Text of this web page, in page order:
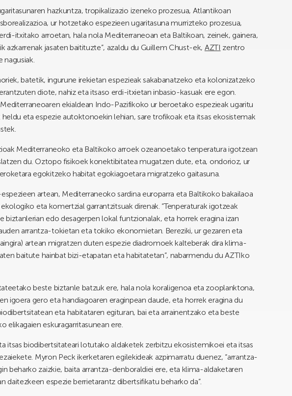
hazkuntza, tropikalizazio izeneko prozesua, Atlantikoan
ur hotzetako espezieen ugaritasuna murrizteko prozesua,
itxitako arroetan, hala nola Mediterraneoan eta Baltikoan, zeinek, gainera,
azkarrenak jasaten baitituzte”, azaldu du Guillem Chust-ek, AZTI zentro
nagusiak.
batetik, ingurune irekietan espezieak sakabanatzeko eta kolonizatzeko
diote, nahiz eta itsaso erdi-itxietan inbasio-kasuak ere egon.
Mediterraneoaren ekialdean Indo-Pazifikoko ur beroetako espezieak ugaritu
heldu eta espezie autoktonoekin lehian, sare trofikoak eta itsas ekosistemak
Mediterraneoko eta Baltikoko arroek ozeanoetako tenperatura igotzean
du. Oztopo fisikoek konektibitatea mugatzen dute, eta, ondorioz, ur
egokitzeko habitat egokiagoetara migratzeko gaitasuna.
artean, Mediterraneoko sardina europarra eta Baltikoko bakailaoa
eta komertzial garrantzitsuak direnak. “Tenperaturak igotzeak
biztanlerian edo desagerpen lokal funtzionalak, eta horrek eragina izan
arrantza-tokietan eta tokiko ekonomietan. Bereziki, ur gezaren eta
artean migratzen duten espezie diadromoek kalteberak dira klima-
baitute hainbat bizi-etapatan eta habitatetan”, nabarmendu du AZTIko
beste biztanle batzuk ere, hala nola koraligenoa eta zooplanktona,
igoera gero eta handiagoaren eraginpean daude, eta horrek eragina du
eta habitataren egituran, bai eta arrainentzako eta beste
elikagaien eskuragarritasunean ere.
itsas biodibertsitateari lotutako aldaketek zerbitzu ekosistemikoei eta itsas
Myron Peck ikerketaren egilekideak azpimarratu duenez, “arrantza-
beharko zaizkie, baita arrantza-denboraldiei ere, eta klima-aldaketaren
daitezkeen espezie berrietarantz dibertsifikatu beharko da”.